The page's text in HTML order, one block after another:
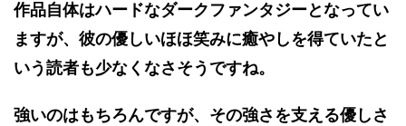
作品自体はハードなダークファンタジーとなってい
ますが、彼の優しいほほ笑みに癒やしを得ていたと
いう読者も少なくなさそうですね。
強いのはもちろんですが、その強さを支える優しさ